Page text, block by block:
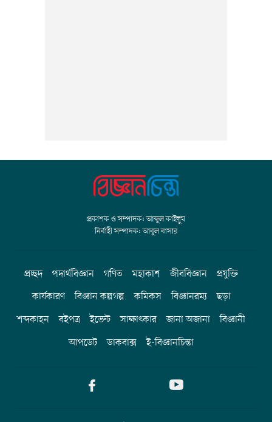
প্রকাশক ও সম্পাদক: আব্দুল কাইয়ুম
নির্বাহী সম্পাদক: আবুল বাসার
প্রচ্ছদ পদার্থবিজ্ঞান গণিত মহাকাশ জীববিজ্ঞান
প্রযুক্তি
কার্যকারণ
বিজ্ঞান কল্পগল্প কমিকস বিজ্ঞানরম্য
ছড়া
শব্দকাহন
বইপত্র ইভেন্ট সাক্ষাৎকার জানা অজানা
বিজ্ঞানী
আপডেট
ডাকবাক্স ই-বিজ্ঞানচিন্তা